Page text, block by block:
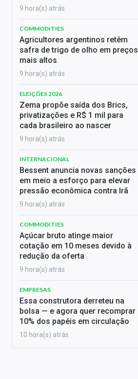
9 hora(s) atrás
COMMODITIES
Agricultores argentinos retêm
safra de trigo de olho em preços
mais altos
9 hora(s) atrás
ELEIÇÕES 2026
Zema propõe saída dos Brics,
privatizações e R$ 1 mil para
cada brasileiro ao nascer
9 hora(s) atrás
INTERNACIONAL
Bessent anuncia novas sanções
em meio a esforço para elevar
pressão econômica contra Irã
9 hora(s) atrás
COMMODITIES
Açúcar bruto atinge maior
cotação em 10 meses devido à
redução da oferta
9 hora(s) atrás
EMPRESAS
Essa construtora derreteu na
bolsa — e agora quer recomprar
10% dos papéis em circulação
10 hora(s) atrás